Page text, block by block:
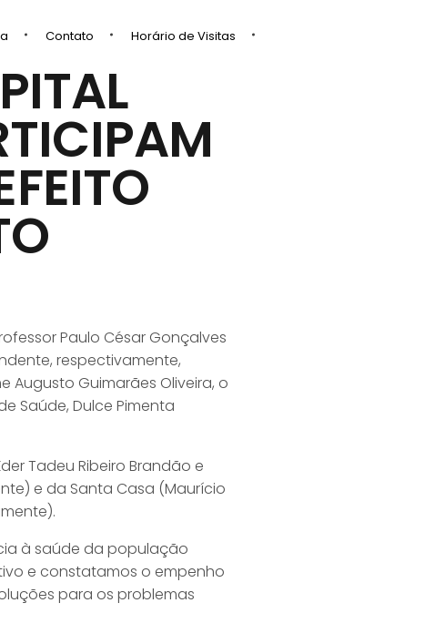
Contato
Horário de Visitas
Paulo César Gonçalves
respectivamente,
Guimarães Oliveira, o
Saúde, Dulce Pimenta
Tadeu Ribeiro Brandão e
e da Santa Casa (Maurício
à saúde da população
e constatamos o empenho
para os problemas